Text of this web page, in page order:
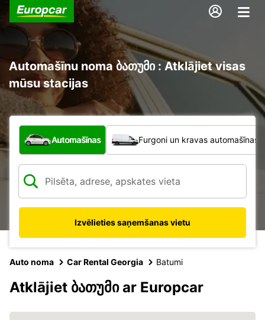
Automašīnu noma ბათუმი : Atklājiet visas
mūsu stacijas
Kāda veida transportlīdzeklis?
Automašīnas Furgoni un kravas automašīnas
Izvēlieties saņemšanas vietu
Auto noma Car Rental Georgia Batumi
Atklājiet ბათუმი ar Europcar